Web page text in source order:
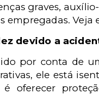
graves,
empregadas.
devido a
por conta de
ele está
oferecer